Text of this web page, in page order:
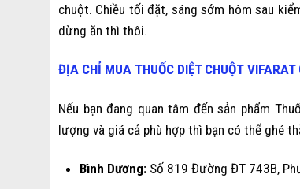
chuột. Chiều tối đặt, sáng sớm hôm sau
dừng ăn thì thôi.
ĐỊA CHỈ MUA THUỐC DIỆT CHUỘT
Nếu bạn đang quan tâm đến sản phẩm
lượng và giá cả phù hợp thì bạn có thể ghé
Bình Dương: Số 819 Đường ĐT 743B,